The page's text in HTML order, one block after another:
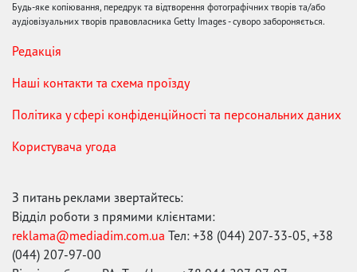
Будь-яке копіювання, передрук та відтворення фотографічних творів та/або
аудіовізуальних творів правовласника Getty Images - суворо забороняється.
Редакція
Наші контакти та схема проїзду
Політика у сфері конфіденційності та персональних даних
Користувача угода
З питань реклами звертайтесь:
Відділ роботи з прямими клієнтами:
reklama@mediadim.com.ua Тел: +38 (044) 207-33-05, +38
(044) 207-97-00